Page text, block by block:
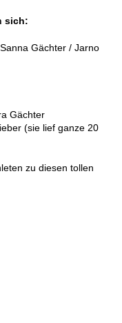
sich:
Gächter / Jarno
Gächter
(sie lief ganze 20
zu diesen tollen